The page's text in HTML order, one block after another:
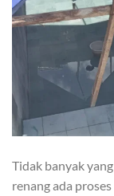
Tidak banyak
renang ada